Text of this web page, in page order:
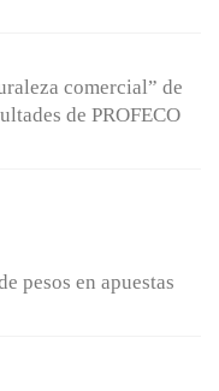
comercial” de
de PROFECO
pesos en apuestas